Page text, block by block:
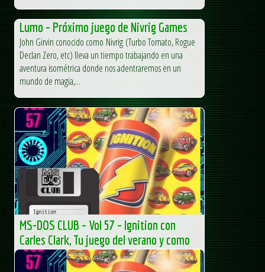
Lumo – Próximo juego de Nivrig Games
John Girvin conocido como Nivrig (Turbo Tomato, Rogue
Declan Zero, etc) lleva un tiempo trabajando en una
aventura isométrica donde nos adentraremos en un
mundo de magia,...
MS-DOS CLUB – Vol 57 – Ignition con
Carles Clark, Tu juego del verano y como
se fabrica un chip